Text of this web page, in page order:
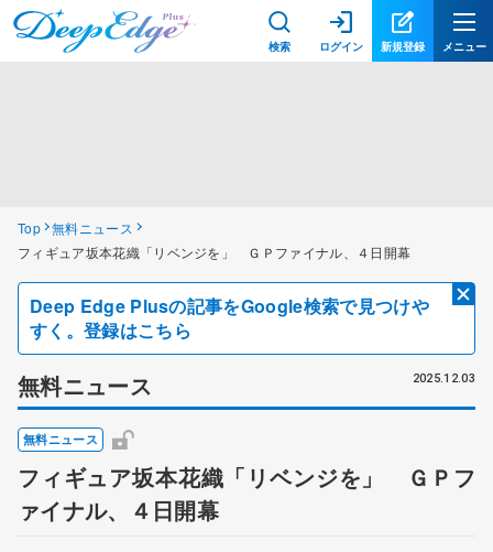
検索 ログイン 新規登録 メニュー
Top 無料ニュース
フィギュア坂本花織「リベンジを」 ＧＰファイナル、４日開幕
Deep Edge Plusの記事をGoogle検索で見つけや
すく。登録はこちら
無料ニュース 2025.12.03
無料ニュース
フィギュア坂本花織「リベンジを」 ＧＰフ
ァイナル、４日開幕